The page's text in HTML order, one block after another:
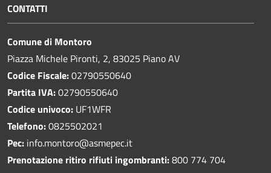
CONTATTI
Comune di Montoro
Piazza Michele Pironti, 2, 83025 Piano AV
Codice Fiscale:02790550640
Partita IVA:02790550640
Codice univoco: UF1WFR
Telefono:0825502021
Pec: info.montoro@asmepec.it
Prenotazione ritiro rifiuti ingombranti:800 774 704